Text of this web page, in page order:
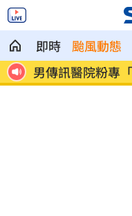
即時 颱風動態
光
男傳訊醫院粉專
藥